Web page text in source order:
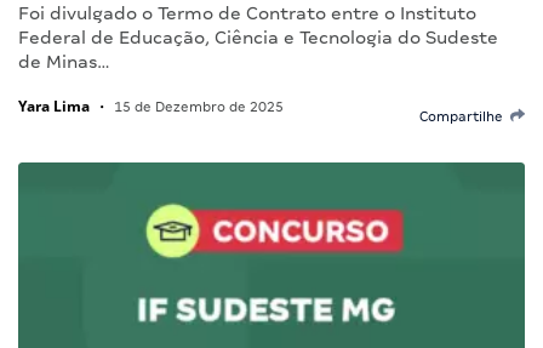
Foi divulgado o Termo de Contrato entre o Instituto
Federal de Educação, Ciência e Tecnologia do Sudeste
de Minas…
Yara Lima • 15 de Dezembro de 2025
Compartilhe